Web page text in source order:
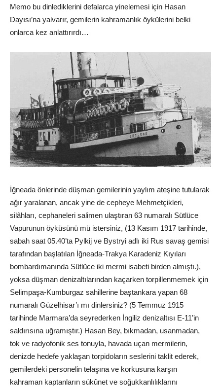
Memo bu dinlediklerini defalarca yinelemesi için Hasan
Dayısı’na yalvarır, gemilerin kahramanlık öykülerini belki
onlarca kez anlattırırdı…
İğneada önlerinde düşman gemilerinin yaylım ateşine tutularak
ağır yaralanan, ancak yine de cepheye Mehmetçikleri,
silâhları, cephaneleri salimen ulaştıran 63 numaralı Sütlüce
Vapurunun öyküsünü mü istersiniz, (13 Kasım 1917 tarihinde,
sabah saat 05.40’ta Pylkij ve Bystryi adlı iki Rus savaş gemisi
tarafından başlatılan İğneada-Trakya Karadeniz Kıyıları
bombardımanında Sütlüce iki mermi isabeti birden almıştı.),
yoksa düşman denizaltılarından kaçarken torpillenmemek için
Selimpaşa-Kumburgaz sahillerine baştankara yapan 68
numaralı Güzelhisar’ı mı dinlersiniz? (5 Temmuz 1915
tarihinde Marmara’da seyrederken İngiliz denizaltısı E-11’in
saldırısına uğramıştır.) Hasan Bey, bıkmadan, usanmadan,
tok ve radyofonik ses tonuyla, havada uçan mermilerin,
denizde hedefe yaklaşan torpidoların seslerini taklit ederek,
gemilerdeki personelin telaşına ve korkusuna karşın
kahraman kaptanların sükûnet ve soğukkanlılıklarını